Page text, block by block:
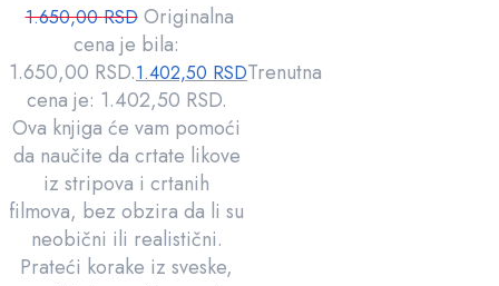
1.650,00RSD Originalna
cena je bila:
1.650,00 RSD.1.402,50 RSDTrenutna
cena je: 1.402,50 RSD.
Ova knjiga će vam pomoći
da naučite da crtate likove
iz stripova i crtanih
filmova, bez obzira da li su
neobični ili realistični.
Prateći korake iz sveske,